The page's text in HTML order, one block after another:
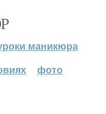
маникюра
фото